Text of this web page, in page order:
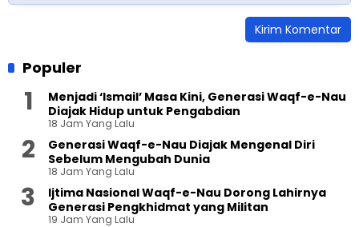
Populer
Menjadi ‘Ismail’ Masa Kini, Generasi Waqf-e-Nau
Diajak Hidup untuk Pengabdian
18 Jam Yang Lalu
Generasi Waqf-e-Nau Diajak Mengenal Diri
Sebelum Mengubah Dunia
18 Jam Yang Lalu
Ijtima Nasional Waqf-e-Nau Dorong Lahirnya
Generasi Pengkhidmat yang Militan
19 Jam Yang Lalu